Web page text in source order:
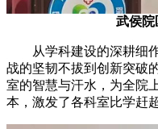
武侯院
从学科建设的深耕细作
战的坚韧不拔到创新突破
室的智慧与汗水，为全院
本，激发了各科室比学赶